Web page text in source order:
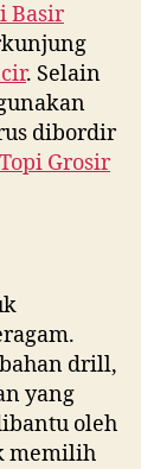
Basir
. Selain
dibordir
Topi Grosir
drill,
yang
oleh
memilih